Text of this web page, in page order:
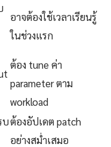
อาจต้องใช้เวลาเรียนรู้
ในช่วงแรก
ต้อง tune ค่า
parameter ตาม
workload
บต้องอัปเดต patch
อย่างสม่ำเสมอ